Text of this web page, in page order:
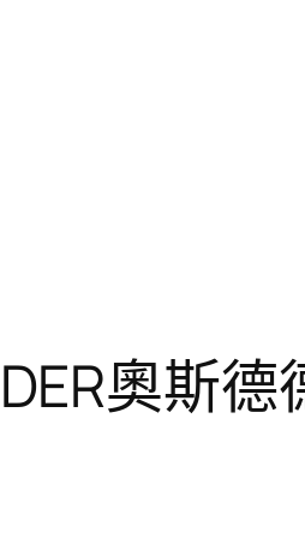
奧斯德